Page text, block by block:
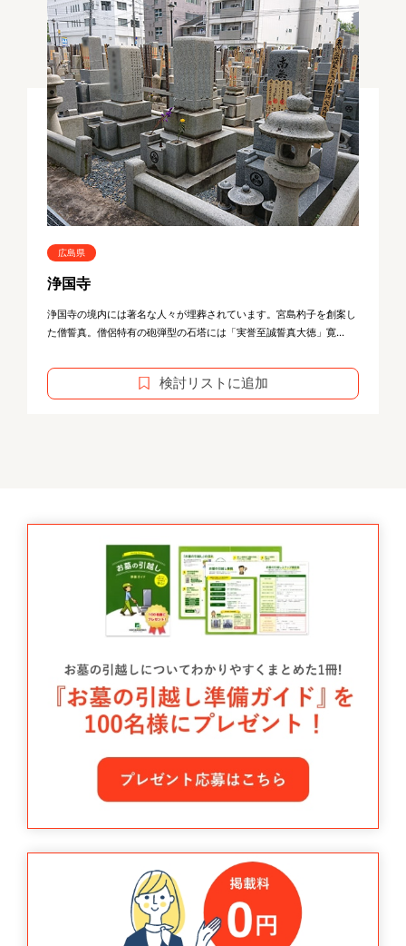
広島県
浄国寺
浄国寺の境内には著名な人々が埋葬されています。宮島杓子を創案し
た僧誓真。僧侶特有の砲弾型の石塔には「実誉至誠誓真大徳」寛...
検討リストに追加